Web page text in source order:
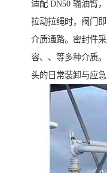
适配 DN50 输油臂
拉动拉绳时，阀门
介质通路。密封件
容、、等多种介质
头的日常装卸与应